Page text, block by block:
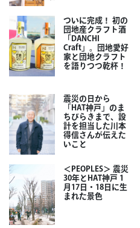
ついに完成！ 初の
団地産クラフト酒
「DANCHI
Craft」。団地愛好
家と団地クラフト
を語りつつ乾杯！
震災の日から
「HAT神戸」のま
ちびらきまで、設
計を担当した川本
得信さんが伝えた
いこと
＜PEOPLES＞ 震災
30年とHAT神戸 1
月17日・18日に生
まれた景色